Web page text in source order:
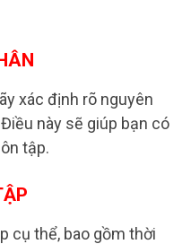
xác định rõ nguyên
này sẽ giúp bạn có
tập.
cụ thể, bao gồm thời